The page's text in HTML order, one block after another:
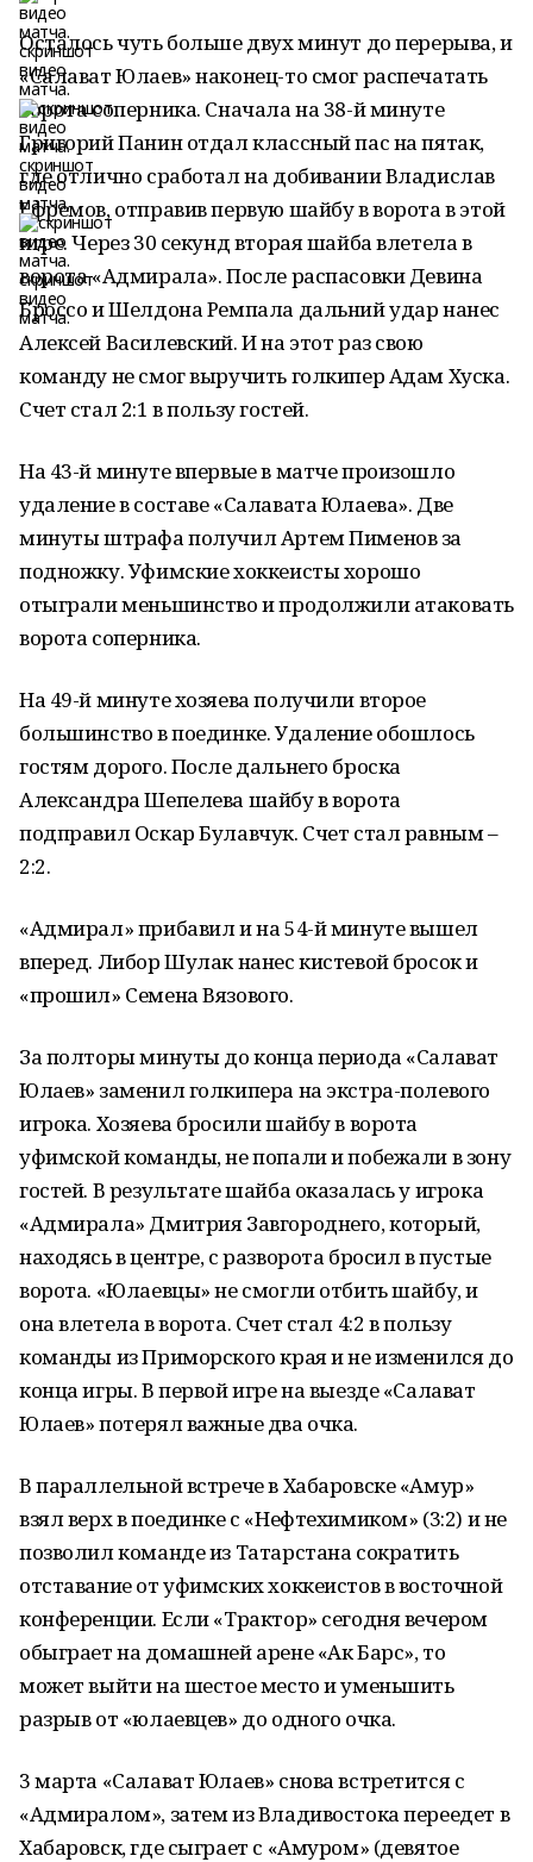
Осталось чуть больше двух минут до перерыва, и
«Салават Юлаев» наконец-то смог распечатать
ворота соперника. Сначала на 38-й минуте
Григорий Панин отдал классный пас на пятак,
где отлично сработал на добивании Владислав
Ефремов, отправив первую шайбу в ворота в этой
игре. Через 30 секунд вторая шайба влетела в
ворота «Адмирала». После распасовки Девина
Броссо и Шелдона Ремпала дальний удар нанес
Алексей Василевский. И на этот раз свою
команду не смог выручить голкипер Адам Хуска.
Счет стал 2:1 в пользу гостей.
На 43-й минуте впервые в матче произошло
удаление в составе «Салавата Юлаева». Две
минуты штрафа получил Артем Пименов за
подножку. Уфимские хоккеисты хорошо
отыграли меньшинство и продолжили атаковать
ворота соперника.
На 49-й минуте хозяева получили второе
большинство в поединке. Удаление обошлось
гостям дорого. После дальнего броска
Александра Шепелева шайбу в ворота
подправил Оскар Булавчук. Счет стал равным –
2:2.
«Адмирал» прибавил и на 54-й минуте вышел
вперед. Либор Шулак нанес кистевой бросок и
«прошил» Семена Вязового.
За полторы минуты до конца периода «Салават
Юлаев» заменил голкипера на экстра-полевого
игрока. Хозяева бросили шайбу в ворота
уфимской команды, не попали и побежали в зону
гостей. В результате шайба оказалась у игрока
«Адмирала» Дмитрия Завгороднего, который,
находясь в центре, с разворота бросил в пустые
ворота. «Юлаевцы» не смогли отбить шайбу, и
она влетела в ворота. Счет стал 4:2 в пользу
команды из Приморского края и не изменился до
конца игры. В первой игре на выезде «Салават
Юлаев» потерял важные два очка.
В параллельной встрече в Хабаровске «Амур»
взял верх в поединке с «Нефтехимиком» (3:2) и не
позволил команде из Татарстана сократить
отставание от уфимских хоккеистов в восточной
конференции. Если «Трактор» сегодня вечером
обыграет на домашней арене «Ак Барс», то
может выйти на шестое место и уменьшить
разрыв от «юлаевцев» до одного очка.
3 марта «Салават Юлаев» снова встретится с
«Адмиралом», затем из Владивостока переедет в
Хабаровск, где сыграет с «Амуром» (девятое